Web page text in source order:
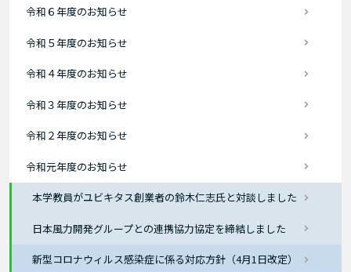
令和６年度のお知らせ
令和５年度のお知らせ
令和４年度のお知らせ
令和３年度のお知らせ
令和２年度のお知らせ
令和元年度のお知らせ
本学教員がユビキタス創業者の鈴木仁志氏と対談しました
日本風力開発グループとの連携協力協定を締結しました
新型コロナウィルス感染症に係る対応方針（4月1日改定）